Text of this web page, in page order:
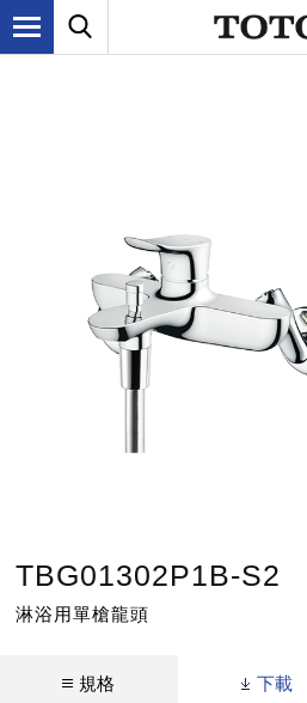
TBG01302P1B-S2
淋浴用單槍龍頭
規格 下載